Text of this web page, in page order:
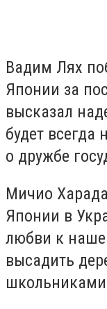
Вадим Лях
Японии за
высказал
будет
о дружбе
Мичио
Японии в
любви к
высадить